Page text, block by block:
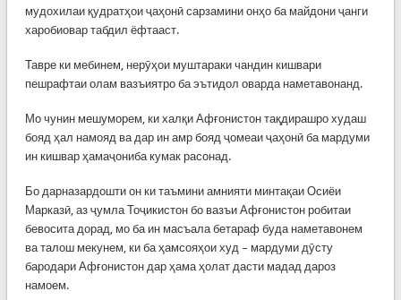
мудохилаи қудратҳои ҷаҳонӣ сарзамини онҳо ба майдони ҷанги
харобиовар табдил ёфтааст.
Тавре ки мебинем, нерӯҳои муштараки чандин кишвари
пешрафтаи олам вазъиятро ба эътидол оварда наметавонанд.
Мо чунин мешуморем, ки халқи Афғонистон тақдирашро худаш
бояд ҳал намояд ва дар ин амр бояд ҷомеаи ҷаҳонӣ ба мардуми
ин кишвар ҳамаҷониба кумак расонад.
Бо дарназардошти он ки таъмини амнияти минтақаи Осиёи
Марказӣ, аз ҷумла Тоҷикистон бо вазъи Афғонистон робитаи
бевосита дорад, мо ба ин масъала бетараф буда наметавонем
ва талош мекунем, ки ба ҳамсояҳои худ – мардуми дӯсту
бародари Афғонистон дар ҳама ҳолат дасти мадад дароз
намоем.